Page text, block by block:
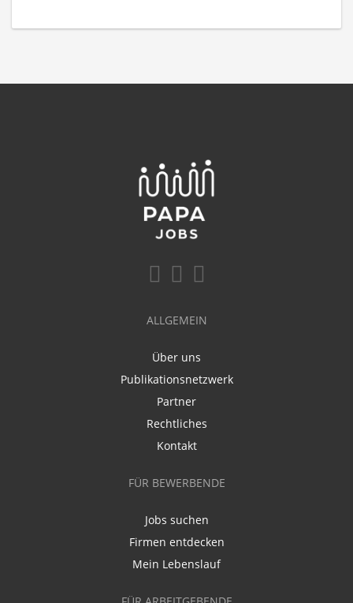
ALLGEMEIN
Über uns
Publikationsnetzwerk
Partner
Rechtliches
Kontakt
FÜR BEWERBENDE
Jobs suchen
Firmen entdecken
Mein Lebenslauf